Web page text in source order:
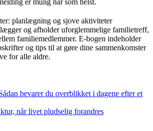
er mulig når som helst.
planlægning og sjove aktiviteter
og afholder uforglemmelige familietreff,
familiemedlemmer. E-bogen indeholder
og tips til at gøre dine sammenkomster
for alle aldre.
bevarer du overblikket i dagene efter et
når livet pludselig forandres